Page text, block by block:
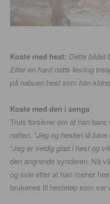
Koste med hest: Dette bildet
Etter en hard natts festing
på naboen hest som han
Koste med den i senga
Truls forsikrer om at han
natten. “Jeg og hesten lå
“Jeg er veldig glad i hest og
den angrende synderen. Nå
og svie etter at han mener
brukenes til hesteløp som var